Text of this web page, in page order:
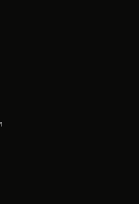
in a new tab
tab
in a new tab
a new tab